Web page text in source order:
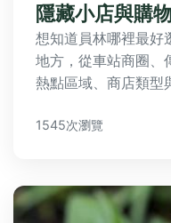
隱藏小店與購
想知道員林哪裡最好
地方，從車站商圈、
熱點區域、商店類型
等，幫助你規劃完美
1545次瀏覽